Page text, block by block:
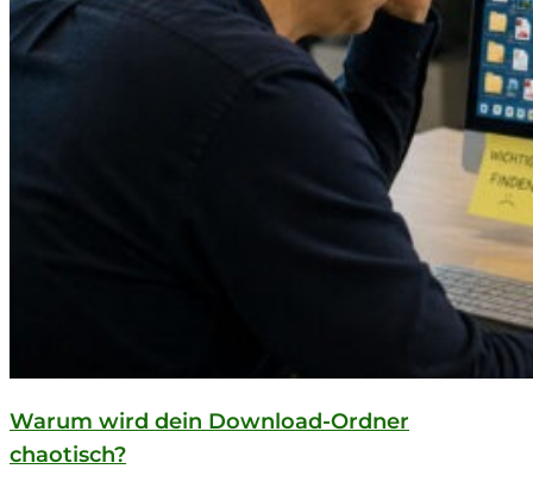
Warum wird dein Download-Ordner
chaotisch?